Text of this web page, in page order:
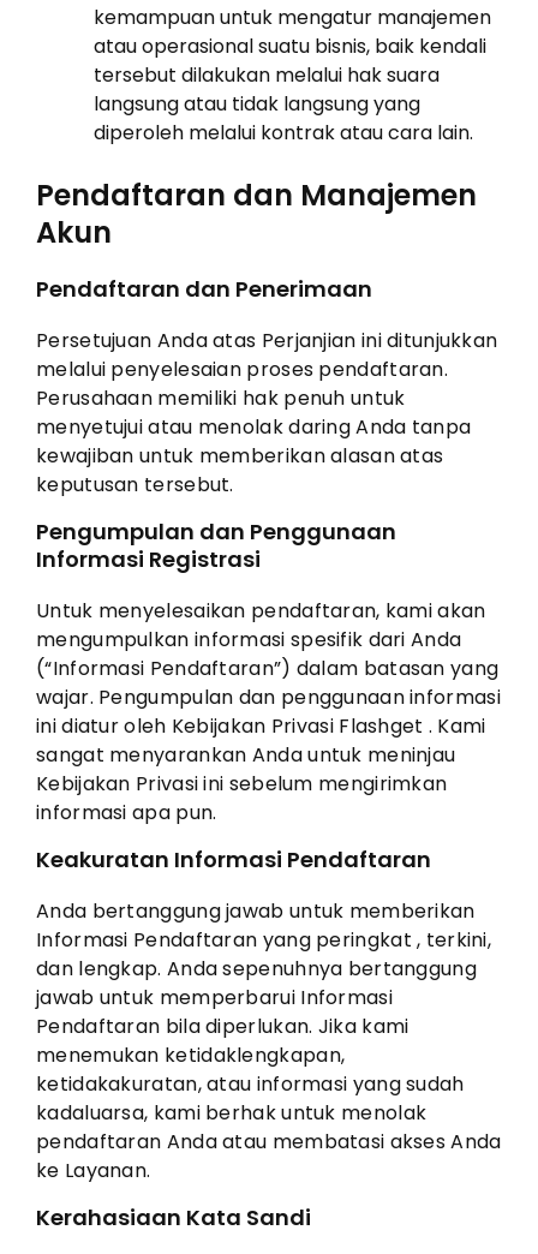
kemampuan untuk mengatur manajemen
atau operasional suatu bisnis, baik kendali
tersebut dilakukan melalui hak suara
langsung atau tidak langsung yang
diperoleh melalui kontrak atau cara lain.
Pendaftaran dan Manajemen
Akun
Pendaftaran dan Penerimaan
Persetujuan Anda atas Perjanjian ini ditunjukkan
melalui penyelesaian proses pendaftaran.
Perusahaan memiliki hak penuh untuk
menyetujui atau menolak daring Anda tanpa
kewajiban untuk memberikan alasan atas
keputusan tersebut.
Pengumpulan dan Penggunaan
Informasi Registrasi
Untuk menyelesaikan pendaftaran, kami akan
mengumpulkan informasi spesifik dari Anda
(“Informasi Pendaftaran”) dalam batasan yang
wajar. Pengumpulan dan penggunaan informasi
ini diatur oleh Kebijakan Privasi Flashget . Kami
sangat menyarankan Anda untuk meninjau
Kebijakan Privasi ini sebelum mengirimkan
informasi apa pun.
Keakuratan Informasi Pendaftaran
Anda bertanggung jawab untuk memberikan
Informasi Pendaftaran yang peringkat , terkini,
dan lengkap. Anda sepenuhnya bertanggung
jawab untuk memperbarui Informasi
Pendaftaran bila diperlukan. Jika kami
menemukan ketidaklengkapan,
ketidakakuratan, atau informasi yang sudah
kadaluarsa, kami berhak untuk menolak
pendaftaran Anda atau membatasi akses Anda
ke Layanan.
Kerahasiaan Kata Sandi